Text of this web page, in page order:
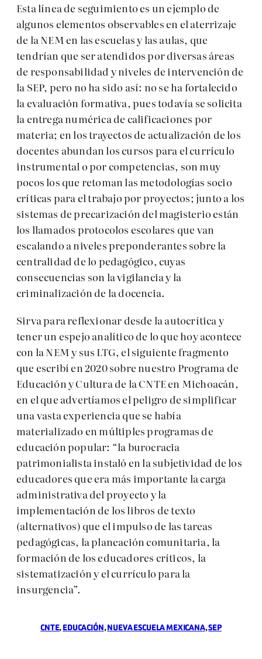
Esta línea de seguimiento es un ejemplo de
algunos elementos observables en el aterrizaje
de la NEM en las escuelas y las aulas, que
tendrían que ser atendidos por diversas áreas
de responsabilidad y niveles de intervención de
la SEP, pero no ha sido así: no se ha fortalecido
la evaluación formativa, pues todavía se solicita
la entrega numérica de calificaciones por
materia; en los trayectos de actualización de los
docentes abundan los cursos para el currículo
instrumental o por competencias, son muy
pocos los que retoman las metodologías socio
críticas para el trabajo por proyectos; junto a los
sistemas de precarización del magisterio están
los llamados protocolos escolares que van
escalando a niveles preponderantes sobre la
centralidad de lo pedagógico, cuyas
consecuencias son la vigilancia y la
criminalización de la docencia.
Sirva para reflexionar desde la autocrítica y
tener un espejo analítico de lo que hoy acontece
con la NEM y sus LTG, el siguiente fragmento
que escribí en 2020 sobre nuestro Programa de
Educación y Cultura de la CNTE en Michoacán,
en el que advertíamos el peligro de simplificar
una vasta experiencia que se había
materializado en múltiples programas de
educación popular: “la burocracia
patrimonialista instaló en la subjetividad de los
educadores que era más importante la carga
administrativa del proyecto y la
implementación de los libros de texto
(alternativos) que el impulso de las tareas
pedagógicas, la planeación comunitaria, la
formación de los educadores críticos, la
sistematización y el currículo para la
insurgencia”.
CNTE, EDUCACIÓN, NUEVA ESCUELA MEXICANA, SEP